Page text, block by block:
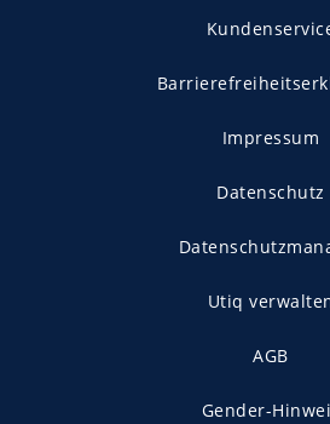
Impressum
Datenschutz
Utiq
AGB
Gender-